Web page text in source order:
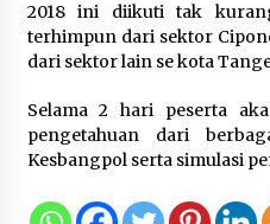
2018 ini diikuti tak
terhimpun dari sektor
dari sektor lain se kota
Selama 2 hari peserta
pengetahuan dari
Kesbangpol serta simulasi